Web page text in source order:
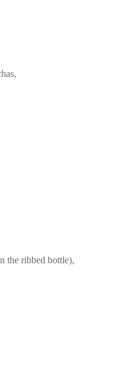
the ribbed bottle),